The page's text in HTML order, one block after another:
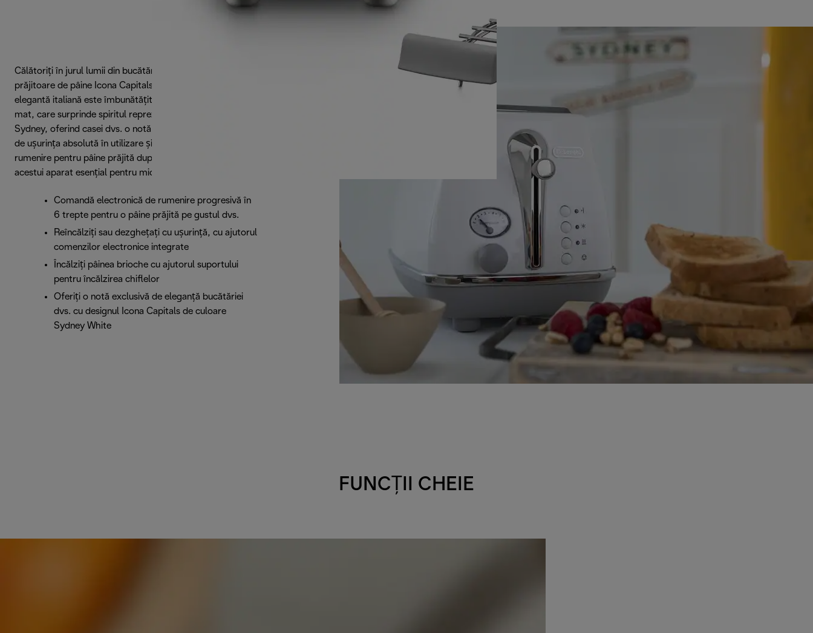
Călătoriți în jurul lumii din bucătăria dvs. cu gama de
prăjitoare de pâine Icona Capitals de la De'Longhi. Forma
elegantă italiană este îmbunătățită de finisajul alb metalic,
mat, care surprinde spiritul reprezentativ al orașului
Sydney, oferind casei dvs. o notă de stil urban. Bucurați-vă
de ușurința absolută în utilizare și cele 6 niveluri de
rumenire pentru pâine prăjită după preferințe cu ajutorul
acestui aparat esențial pentru micul dejun.
Comandă electronică de rumenire progresivă în
6 trepte pentru o pâine prăjită pe gustul dvs.
Reîncălziți sau dezghețați cu ușurință, cu ajutorul
comenzilor electronice integrate
Încălziți pâinea brioche cu ajutorul suportului
pentru încălzirea chiflelor
Oferiți o notă exclusivă de eleganță bucătăriei
dvs. cu designul Icona Capitals de culoare
Sydney White
FUNCȚII CHEIE